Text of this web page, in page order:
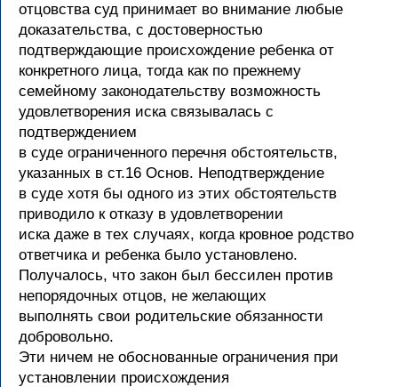
отцовства суд принимает во внимание любые
доказательства, с достоверностью
подтверждающие происхождение ребенка от
конкретного лица, тогда как по прежнему
семейному законодательству возможность
удовлетворения иска связывалась с
подтверждением
в суде ограниченного перечня обстоятельств,
указанных в ст.16 Основ. Неподтверждение
в суде хотя бы одного из этих обстоятельств
приводило к отказу в удовлетворении
иска даже в тех случаях, когда кровное родство
ответчика и ребенка было установлено.
Получалось, что закон был бессилен против
непорядочных отцов, не желающих
выполнять свои родительские обязанности
добровольно.
Эти ничем не обоснованные ограничения при
установлении происхождения